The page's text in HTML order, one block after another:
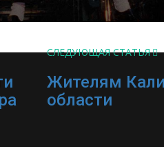
СЛЕДУЮЩАЯ СТАТЬЯ
Жителям
области